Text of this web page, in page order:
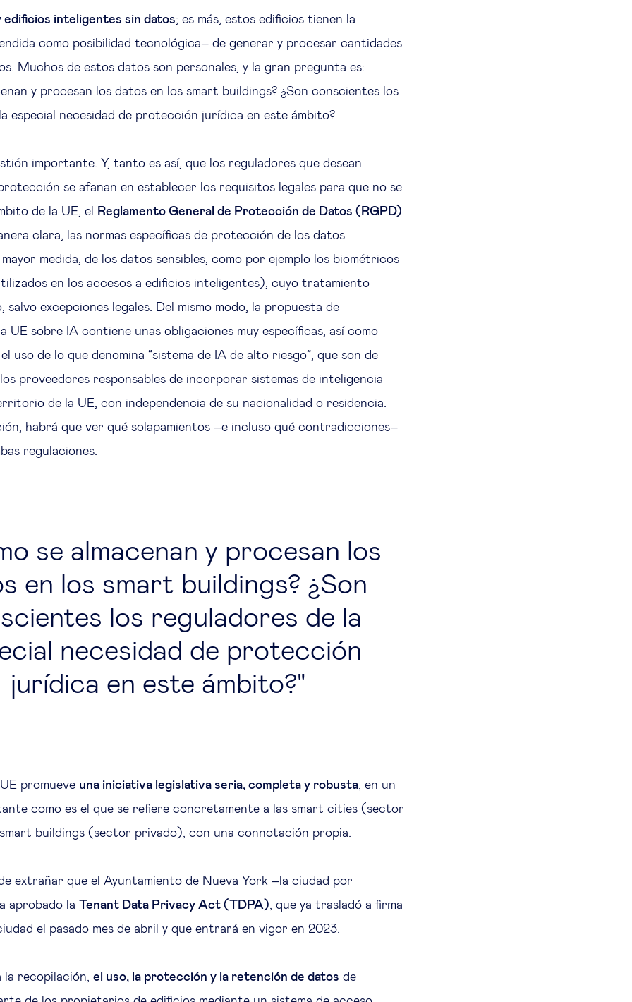
edificios inteligentes sin datos; es más, estos edificios tienen la
como posibilidad tecnológica– de generar y procesar cantidades
Muchos de estos datos son personales, y la gran pregunta es:
y procesan los datos en los smart buildings? ¿Son conscientes los
especial necesidad de protección jurídica en este ámbito?
importante. Y, tanto es así, que los reguladores que desean
se afanan en establecer los requisitos legales para que no se
de la UE, el
Reglamento General de Protección de Datos (RGPD)
clara, las normas específicas de protección de los datos
mayor medida, de los datos sensibles, como por ejemplo los biométricos
en los accesos a edificios inteligentes), cuyo tratamiento
salvo excepciones legales. Del mismo modo, la propuesta de
UE sobre IA contiene unas obligaciones muy específicas, así como
uso de lo que denomina “sistema de IA de alto riesgo”, que son de
proveedores responsables de incorporar sistemas de inteligencia
de la UE, con independencia de su nacionalidad o residencia.
habrá que ver qué solapamientos –e incluso qué contradicciones–
regulaciones.
se almacenan y procesan los
en los smart buildings? ¿Son
los reguladores de la
necesidad de protección
jurídica en este ámbito?
promueve una iniciativa legislativa seria, completa y robusta, en un
como es el que se refiere concretamente a las smart cities (sector
buildings (sector privado), con una connotación propia.
extrañar que el Ayuntamiento de Nueva York –la ciudad por
aprobado la Tenant Data Privacy Act (TDPA), que ya trasladó a firma
el pasado mes de abril y que entrará en vigor en 2023.
la recopilación, el uso, la protección y la retención de datos de